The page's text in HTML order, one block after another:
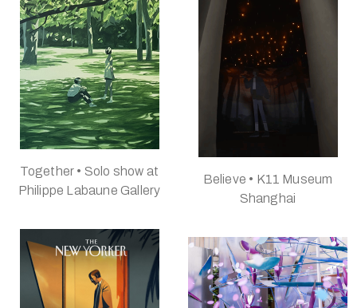
Together • Solo show at
Philippe Labaune Gallery
Believe • K11 Museum
Shanghai